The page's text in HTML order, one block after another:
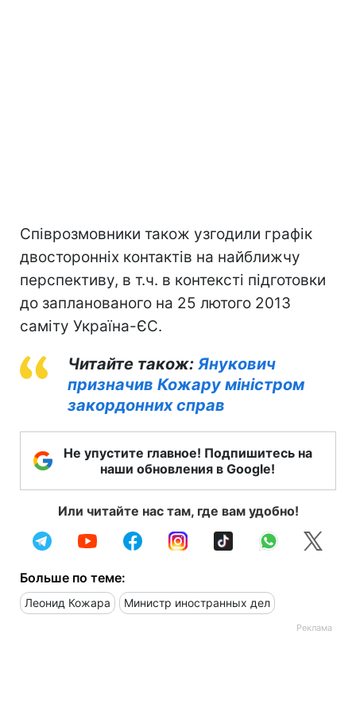
Співрозмовники також узгодили графік
двосторонніх контактів на найближчу
перспективу, в т.ч. в контексті підготовки
до запланованого на 25 лютого 2013
саміту Україна-ЄС.
Читайте також: Янукович
призначив Кожару міністром
закордонних справ
Не упустите главное! Подпишитесь на
наши обновления в Google!
Или читайте нас там, где вам удобно!
Больше по теме:
Леонид Кожара Министр иностранных дел